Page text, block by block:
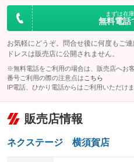
まずは在
無料電話
お気軽にどうぞ。問合せ後に何度もご
ドレスは販売店に公開されません。
※無料電話をご利用の場合は、販売店へお
番号ご利用の際の注意点は こちら
IP電話、ひかり電話からはご利用いただけま
販売店情報
ネクステージ 横須賀店